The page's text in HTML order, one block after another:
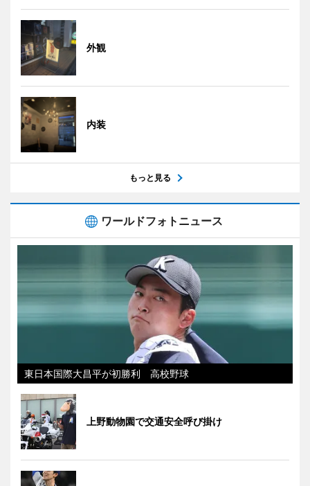
外観
内装
もっと見る
ワールドフォトニュース
東日本国際大昌平が初勝利 高校野球
上野動物園で交通安全呼び掛け